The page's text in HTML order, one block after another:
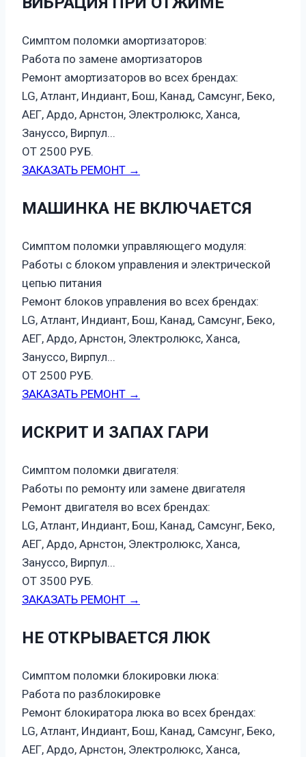
Симптом поломки амортизаторов:
Работа по замене амортизаторов
Ремонт амортизаторов во всех брендах:
LG, Атлант, Индиант, Бош, Канад, Самсунг, Беко,
АЕГ, Ардо, Арнстон, Электролюкс, Ханса,
Зануссо, Вирпул...
ОТ 2500 РУБ.
ЗАКАЗАТЬ РЕМОНТ →
МАШИНКА НЕ ВКЛЮЧАЕТСЯ
Симптом поломки управляющего модуля:
Работы с блоком управления и электрической
цепью питания
Ремонт блоков управления во всех брендах:
LG, Атлант, Индиант, Бош, Канад, Самсунг, Беко,
АЕГ, Ардо, Арнстон, Электролюкс, Ханса,
Зануссо, Вирпул...
ОТ 2500 РУБ.
ЗАКАЗАТЬ РЕМОНТ →
ИСКРИТ И ЗАПАХ ГАРИ
Симптом поломки двигателя:
Работы по ремонту или замене двигателя
Ремонт двигателя во всех брендах:
LG, Атлант, Индиант, Бош, Канад, Самсунг, Беко,
АЕГ, Ардо, Арнстон, Электролюкс, Ханса,
Зануссо, Вирпул...
ОТ 3500 РУБ.
ЗАКАЗАТЬ РЕМОНТ →
НЕ ОТКРЫВАЕТСЯ ЛЮК
Симптом поломки блокировки люка:
Работа по разблокировке
Ремонт блокиратора люка во всех брендах:
LG, Атлант, Индиант, Бош, Канад, Самсунг, Беко,
АЕГ, Ардо, Арнстон, Электролюкс, Ханса,